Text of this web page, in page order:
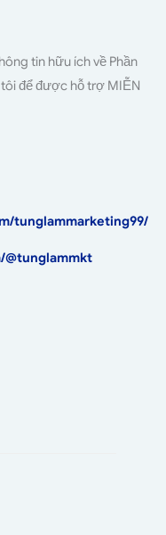
tin hữu ích về Phần
để được hỗ trợ MIỄN
tunglammarketing99/